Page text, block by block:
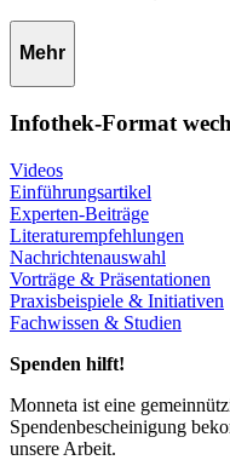
Mehr
Infothek-Format
Videos
Einführungsartikel
Experten-Beiträge
Literaturempfehlungen
Nachrichtenauswahl
Vorträge & Präsentationen
Praxisbeispiele & Initiativen
Fachwissen & Studien
Spenden hilft!
Monneta ist eine
Spendenbescheinigung
unsere Arbeit.